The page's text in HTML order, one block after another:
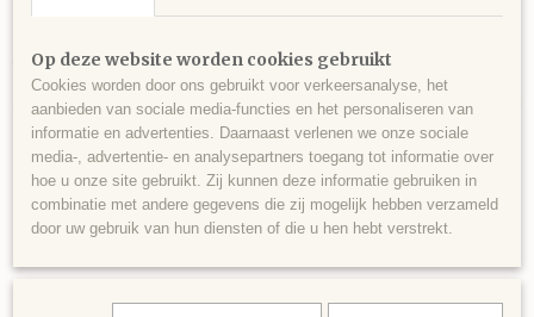
Home >Diamond Painting> Losse steentjes rond
vanaf 700 >Ronde steentjes nr 797
Ronde steentjes nr 797
Op deze website worden cookies gebruikt
Cookies worden door ons gebruikt voor verkeersanalyse, het
aanbieden van sociale media-functies en het personaliseren van
informatie en advertenties. Daarnaast verlenen we onze sociale
media-, advertentie- en analysepartners toegang tot informatie over
hoe u onze site gebruikt. Zij kunnen deze informatie gebruiken in
combinatie met andere gegevens die zij mogelijk hebben verzameld
door uw gebruik van hun diensten of die u hen hebt verstrekt.